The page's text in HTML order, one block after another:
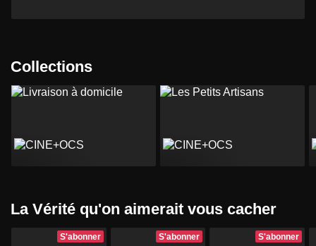
Collections
La Vérité qu'on aimerait vous cacher
S'abonner S'abonner S'abonner